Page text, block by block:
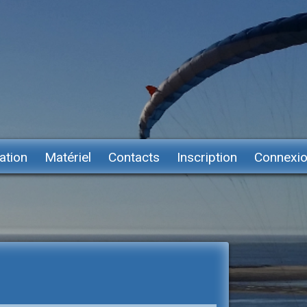
Matériel Contacts Inscription